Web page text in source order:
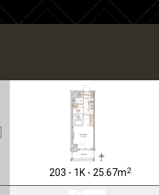
203 - 1K - 25.67m2